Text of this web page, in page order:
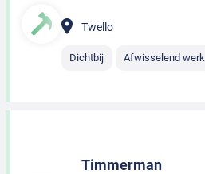
Twello
Dichtbij Afwisselend werk
Timmerman